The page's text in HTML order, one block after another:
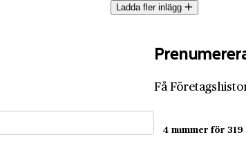
Ladda fler inlägg
Få
4 nummer för 319